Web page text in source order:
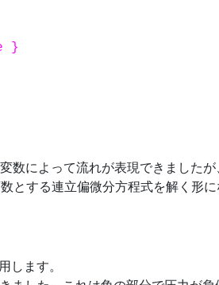
}
数によって流れが表現できました
とする連立偏微分方程式を解く形に
します。